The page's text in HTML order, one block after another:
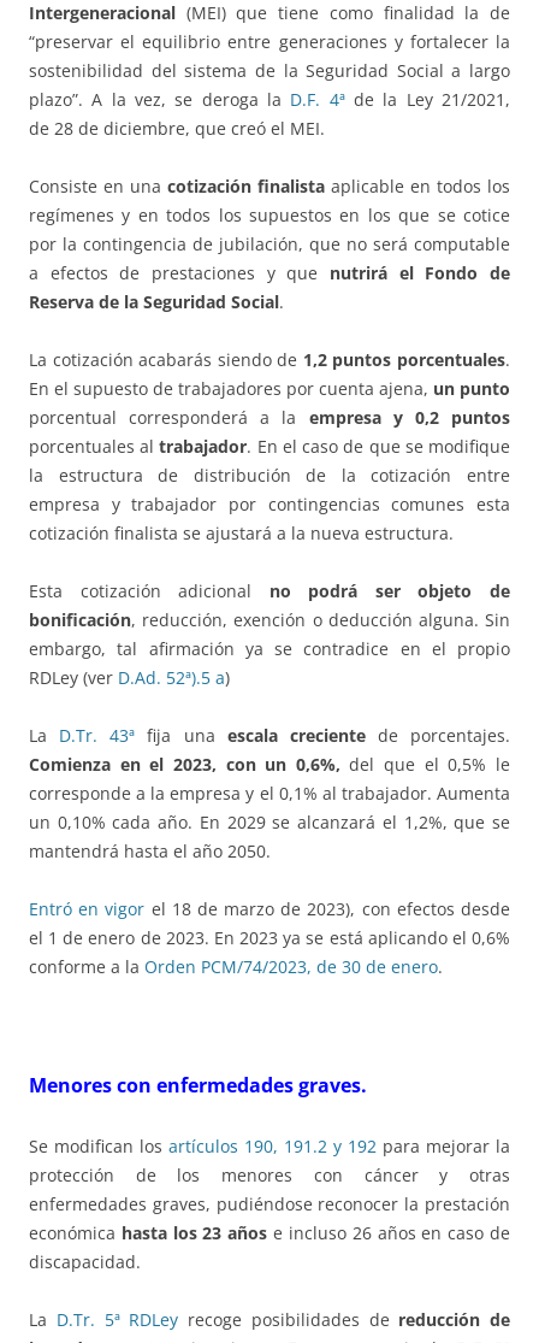
Intergeneracional (MEI) que tiene como finalidad la de
“preservar el equilibrio entre generaciones y fortalecer la
sostenibilidad del sistema de la Seguridad Social a largo
plazo”. A la vez, se deroga la D.F. 4ªde la Ley 21/2021,
de 28 de diciembre, que creó el MEI.
Consiste en una cotización finalista aplicable en todos los
regímenes y en todos los supuestos en los que se cotice
por la contingencia de jubilación, que no será computable
a efectos de prestaciones y que nutrirá el Fondo de
Reserva de la Seguridad Social.
La cotización acabarás siendo de 1,2 puntos porcentuales.
En el supuesto de trabajadores por cuenta ajena, un punto
porcentual corresponderá a la empresa y 0,2 puntos
porcentuales al trabajador. En el caso de que se modifique
la estructura de distribución de la cotización entre
empresa y trabajador por contingencias comunes esta
cotización finalista se ajustará a la nueva estructura.
Esta cotización adicional no podrá ser objeto de
bonificación, reducción, exención o deducción alguna. Sin
embargo, tal afirmación ya se contradice en el propio
RDLey (ver D.Ad. 52ª).5 a)
La D.Tr. 43ª fija una escala crecientede porcentajes.
Comienza en el 2023, con un 0,6%, del que el 0,5% le
corresponde a la empresa y el 0,1% al trabajador. Aumenta
un 0,10% cada año. En 2029 se alcanzará el 1,2%, que se
mantendrá hasta el año 2050.
Entró en vigor el 18 de marzo de 2023), con efectos desde
el 1 de enero de 2023. En 2023 ya se está aplicando el 0,6%
conforme a la Orden PCM/74/2023, de 30 de enero.
Menores con enfermedades graves.
Se modifican los artículos 190, 191.2 y 192 para mejorar la
protección de los menores con cáncer y otras
enfermedades graves, pudiéndose reconocer la prestación
económica hasta los 23 años e incluso 26 años en caso de
discapacidad.
La D.Tr. 5ª RDLey recoge posibilidades de reducción de